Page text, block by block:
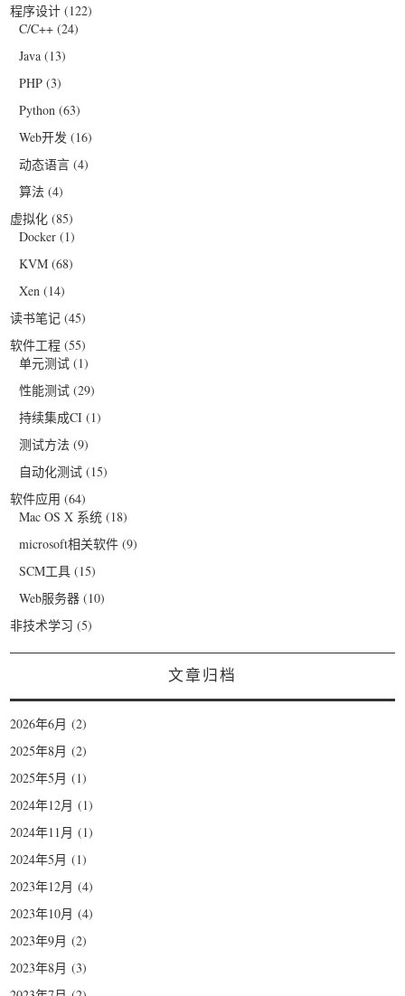
程序设计 (122)
C/C++ (24)
Java (13)
PHP (3)
Python (63)
Web开发 (16)
动态语言 (4)
算法 (4)
虚拟化 (85)
Docker (1)
KVM (68)
Xen (14)
读书笔记 (45)
软件工程 (55)
单元测试 (1)
性能测试 (29)
持续集成CI (1)
测试方法 (9)
自动化测试 (15)
软件应用 (64)
Mac OS X 系统 (18)
microsoft相关软件 (9)
SCM工具 (15)
Web服务器 (10)
非技术学习 (5)
文章归档
2026年6月 (2)
2025年8月 (2)
2025年5月 (1)
2024年12月 (1)
2024年11月 (1)
2024年5月 (1)
2023年12月 (4)
2023年10月 (4)
2023年9月 (2)
2023年8月 (3)